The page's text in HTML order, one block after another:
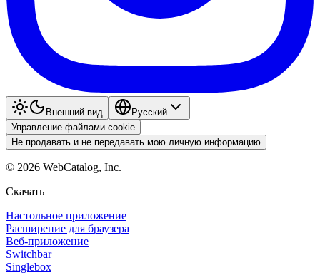
Внешний вид
Pyccкий
Управление файлами cookie
Не продавать и не передавать мою личную информацию
© 2026 WebCatalog, Inc.
Скачать
Настольное приложение
Расширение для браузера
Веб-приложение
Switchbar
Singlebox